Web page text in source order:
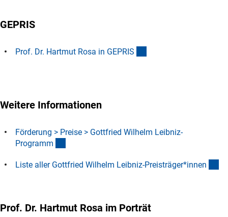
GEPRIS
Prof. Dr. Hartmut Rosa in GEPRI S
Weitere Informationen
Förderung > Preise > Gottfried Wilhelm Leibniz-
Programm
Liste aller Gottfried Wilhelm Leibniz-Preisträger*innen
Prof. Dr. Hartmut Rosa im Porträt